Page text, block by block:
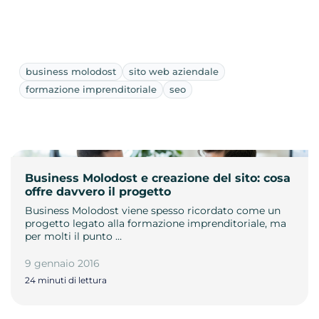
business molodost
sito web aziendale
formazione imprenditoriale
seo
Business Molodost e creazione del sito: cosa
offre davvero il progetto
Business Molodost viene spesso ricordato come un
progetto legato alla formazione imprenditoriale, ma
per molti il punto …
9 gennaio 2016
24 minuti di lettura